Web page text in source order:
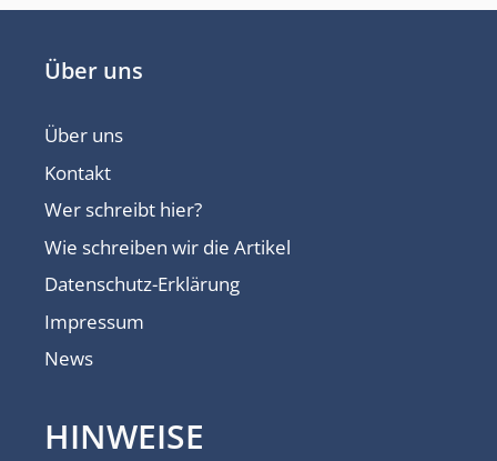
Über uns
Über uns
Kontakt
Wer schreibt hier?
Wie schreiben wir die Artikel
Datenschutz-Erklärung
Impressum
News
HINWEISE